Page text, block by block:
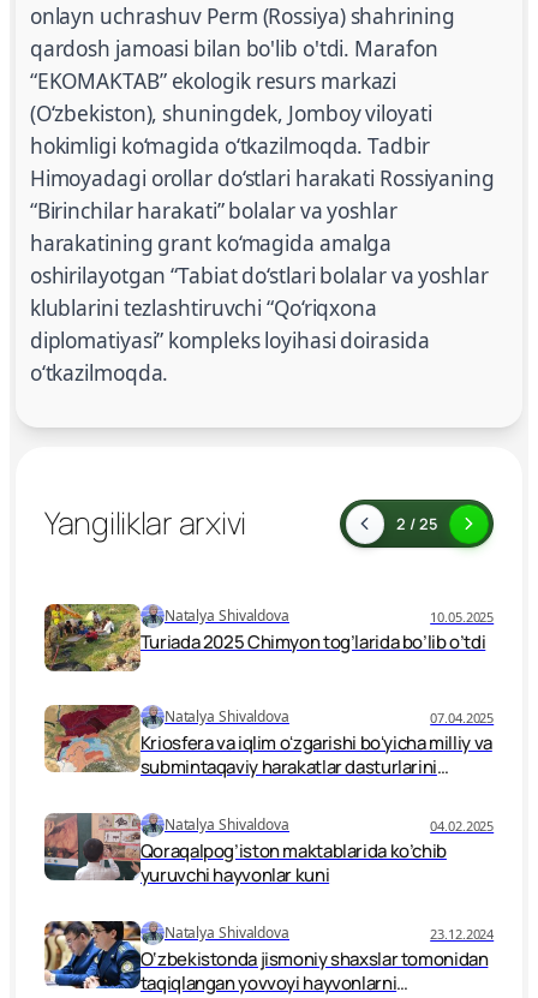
onlayn uchrashuv Perm (Rossiya) shahrining
qardosh jamoasi bilan bo'lib o'tdi. Marafon
“EKOMAKTAB” ekologik resurs markazi
(O‘zbekiston), shuningdek, Jomboy viloyati
hokimligi ko‘magida o‘tkazilmoqda. Tadbir
Himoyadagi orollar do‘stlari harakati Rossiyaning
“Birinchilar harakati” bolalar va yoshlar
harakatining grant ko‘magida amalga
oshirilayotgan “Tabiat do‘stlari bolalar va yoshlar
klublarini tezlashtiruvchi “Qo‘riqxona
diplomatiyasi” kompleks loyihasi doirasida
o‘tkazilmoqda.
Yangiliklar arxivi 2 / 25
Natalya Shivaldova 10.05.2025
Turiada 2025 Chimyon tog’larida bo’lib o’tdi
Natalya Shivaldova 07.04.2025
Kriosfera va iqlim oʻzgarishi boʻyicha milliy va
submintaqaviy harakatlar dasturlarini
submintaqaviy seminar 2025-yil 2–3-aprel
kunlari Samarqand shahrida boʻlib oʻtdi.
Natalya Shivaldova 04.02.2025
Qoraqalpog’iston maktablarida ko’chib
yuruvchi hayvonlar kuni
Natalya Shivaldova 23.12.2024
O‘zbekistonda jismoniy shaxslar tomonidan
taqiqlangan yovvoyi hayvonlarni